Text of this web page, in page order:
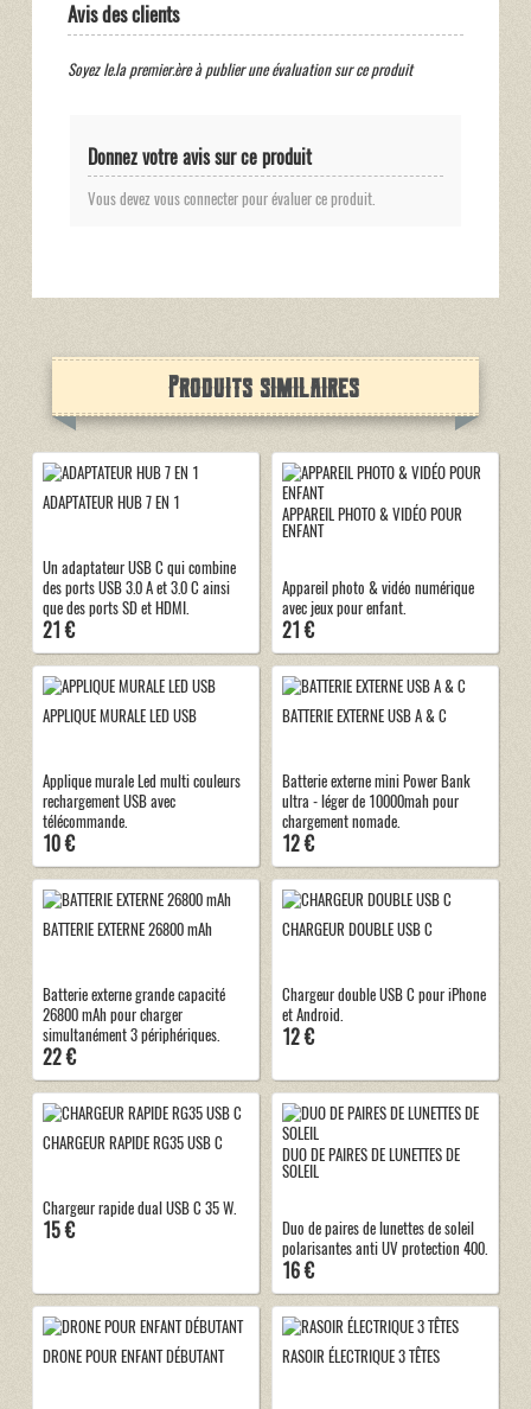
Avis des clients
Soyez le.la premier.ère à publier une évaluation sur ce produit
Donnez votre avis sur ce produit
Vous devez vous connecter pour évaluer ce produit.
Produits similaires
ADAPTATEUR HUB 7 EN 1
Un adaptateur USB C qui combine
des ports USB 3.0 A et 3.0 C ainsi
que des ports SD et HDMI.
21 €
APPAREIL PHOTO & VIDÉO POUR
ENFANT
Appareil photo & vidéo numérique
avec jeux pour enfant.
21 €
APPLIQUE MURALE LED USB
Applique murale Led multi couleurs
rechargement USB avec
télécommande.
10 €
BATTERIE EXTERNE USB A & C
Batterie externe mini Power Bank
ultra - léger de 10000mah pour
chargement nomade.
12 €
BATTERIE EXTERNE 26800 mAh
Batterie externe grande capacité
26800 mAh pour charger
simultanément 3 périphériques.
22 €
CHARGEUR DOUBLE USB C
Chargeur double USB C pour iPhone
et Android.
12 €
CHARGEUR RAPIDE RG35 USB C
Chargeur rapide dual USB C 35 W.
15 €
DUO DE PAIRES DE LUNETTES DE
SOLEIL
Duo de paires de lunettes de soleil
polarisantes anti UV protection 400.
16 €
DRONE POUR ENFANT DÉBUTANT RASOIR ÉLECTRIQUE 3 TÊTES